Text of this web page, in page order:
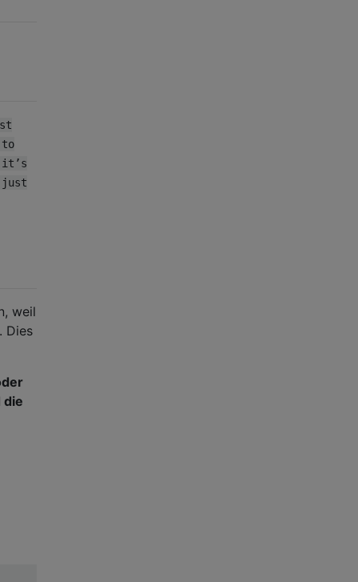
it’s
weil
Dies
die